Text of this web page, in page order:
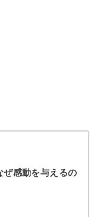
ぜ感動を与えるの